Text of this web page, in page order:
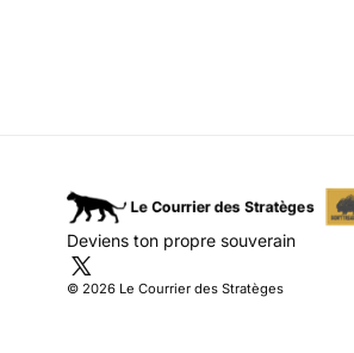
Deviens ton propre souverain
© 2026 Le Courrier des Stratèges